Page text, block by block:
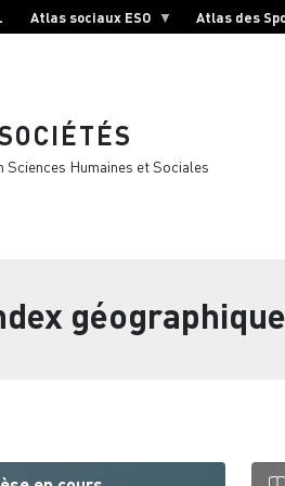
Atlas sociaux ESO Atlas des
Humaines et Sociales
géographique